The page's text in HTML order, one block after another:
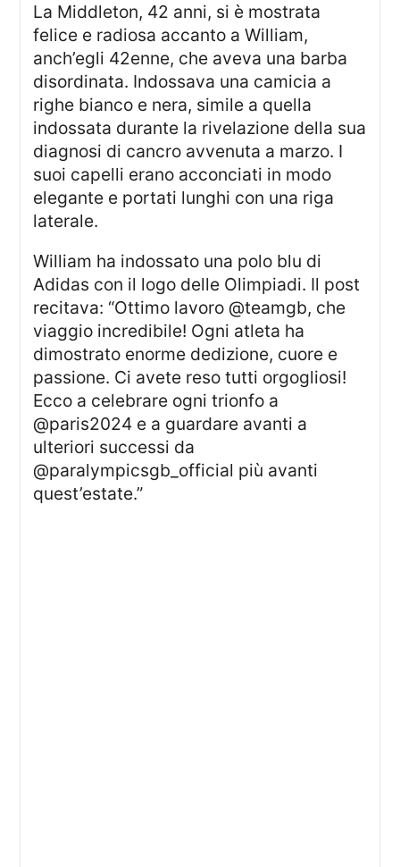
La Middleton, 42 anni, si è mostrata
felice e radiosa accanto a William,
anch’egli 42enne, che aveva una barba
disordinata. Indossava una camicia a
righe bianco e nera, simile a quella
indossata durante la rivelazione della sua
diagnosi di cancro avvenuta a marzo. I
suoi capelli erano acconciati in modo
elegante e portati lunghi con una riga
laterale.
William ha indossato una polo blu di
Adidas con il logo delle Olimpiadi. Il post
recitava: “Ottimo lavoro @teamgb, che
viaggio incredibile! Ogni atleta ha
dimostrato enorme dedizione, cuore e
passione. Ci avete reso tutti orgogliosi!
Ecco a celebrare ogni trionfo a
@paris2024 e a guardare avanti a
ulteriori successi da
@paralympicsgb_official più avanti
quest’estate.”